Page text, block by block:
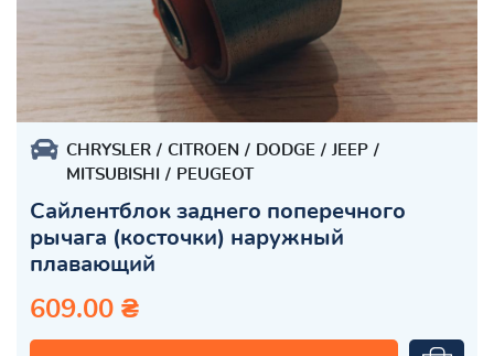
CHRYSLER CITROEN DODGE
JEEP
MITSUBISHI
PEUGEOT
Сайлентблок заднего поперечного
рычага (косточки) наружный
плавающий
609.00 ₴